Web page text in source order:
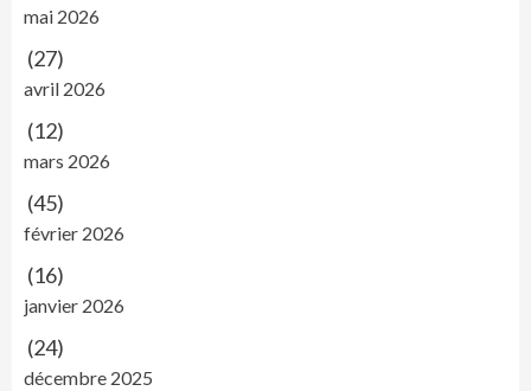
mai 2026
(27)
avril 2026
(12)
mars 2026
(45)
février 2026
(16)
janvier 2026
(24)
décembre 2025